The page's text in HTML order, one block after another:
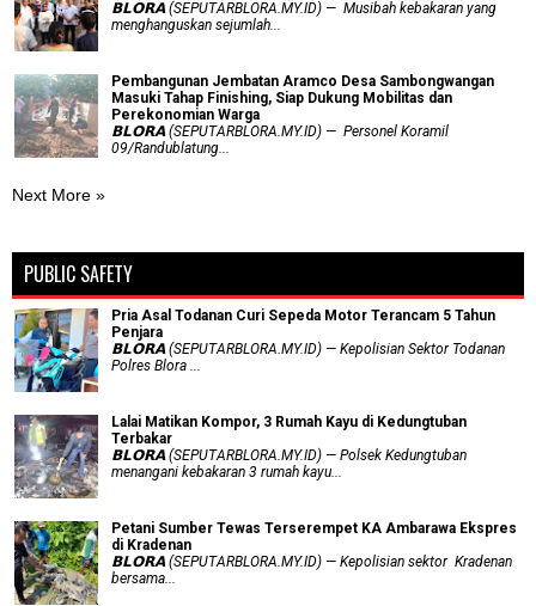
𝗕𝗟𝗢𝗥𝗔 (SEPUTARBLORA.MY.ID) — Musibah kebakaran yang
menghanguskan sejumlah...
Pembangunan Jembatan Aramco Desa Sambongwangan
Masuki Tahap Finishing, Siap Dukung Mobilitas dan
Perekonomian Warga
𝗕𝗟𝗢𝗥𝗔 (SEPUTARBLORA.MY.ID) — Personel Koramil
09/Randublatung...
Next More »
PUBLIC SAFETY
Pria Asal Todanan Curi Sepeda Motor Terancam 5 Tahun
Penjara
𝗕𝗟𝗢𝗥𝗔 (SEPUTARBLORA.MY.ID) — Kepolisian Sektor Todanan
Polres Blora ...
Lalai Matikan Kompor, 3 Rumah Kayu di Kedungtuban
Terbakar
𝗕𝗟𝗢𝗥𝗔 (SEPUTARBLORA.MY.ID) — Polsek Kedungtuban
menangani kebakaran 3 rumah kayu...
Petani Sumber Tewas Terserempet KA Ambarawa Ekspres
di Kradenan
𝗕𝗟𝗢𝗥𝗔 (SEPUTARBLORA.MY.ID) — Kepolisian sektor Kradenan
bersama...